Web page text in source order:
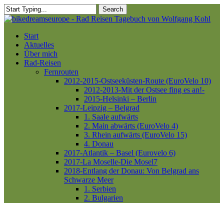
Skip
to
content
Search
Close
Menu
Start
Aktuelles
Über mich
Rad-Reisen
Fernrouten
2012-2015-Ostseeküsten-Route (EuroVelo 10)
2012-2013-Mit der Ostsee fing es an!-
2015-Helsinki – Berlin
2017-Leipzig – Belgrad
1. Saale aufwärts
2. Main abwärts (EuroVelo 4)
3. Rhein aufwärts (EuroVelo 15)
4. Donau
2017-Atlantik – Basel (Eurovelo 6)
2017-La Moselle-Die Mosel7
2018-Entlang der Donau: Von Belgrad ans
Schwarze Meer
1. Serbien
2. Bulgarien